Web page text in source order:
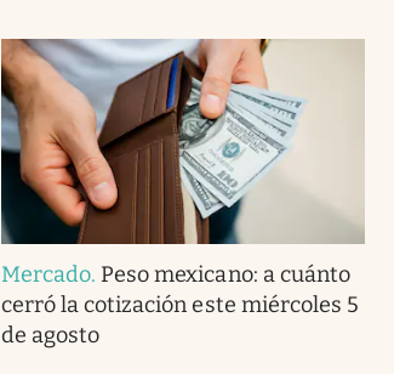
Mercado. Peso mexicano: a cuánto
cerró la cotización este miércoles 5
de agosto